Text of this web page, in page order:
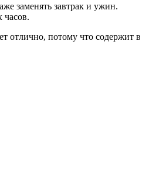
заменять завтрак и ужин.
часов.
отлично, потому что содержит в